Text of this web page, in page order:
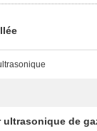
ultrasonique de